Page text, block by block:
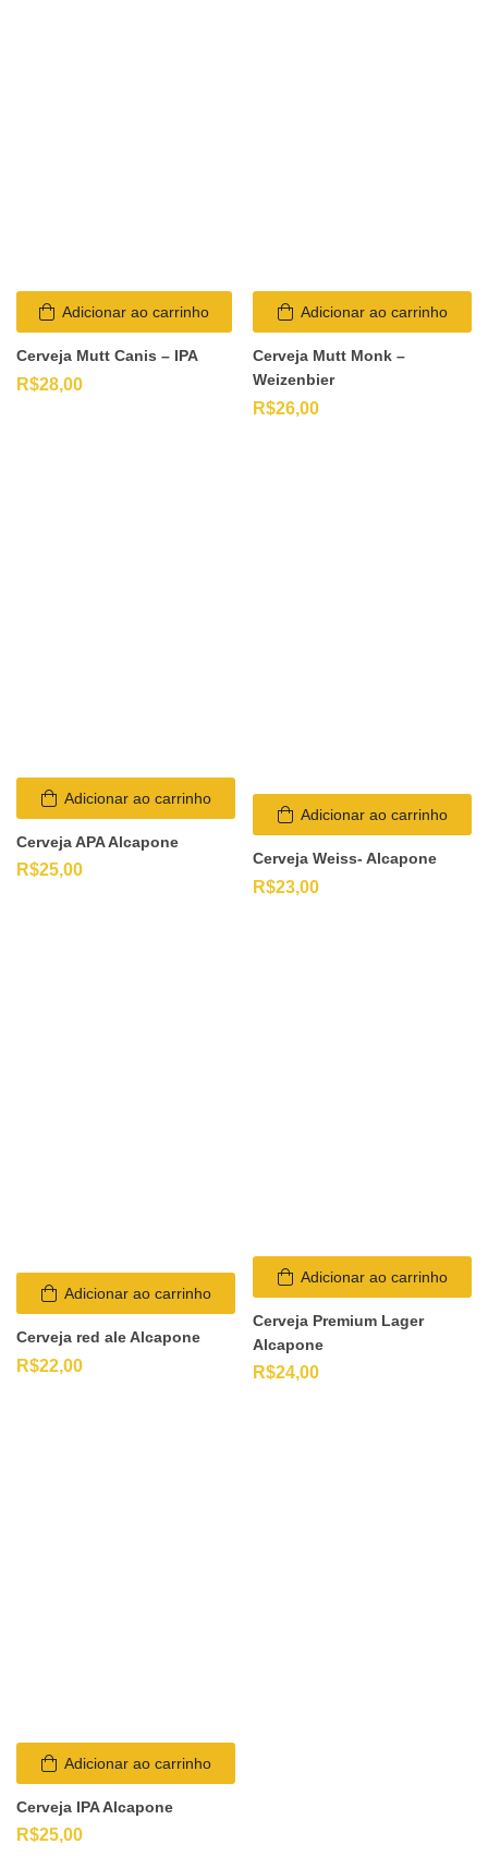
Adicionar ao carrinho
Cerveja Mutt Canis – IPA
R$28,00
Adicionar ao carrinho
Cerveja Mutt Monk –
Weizenbier
R$26,00
Adicionar ao carrinho
Cerveja APA Alcapone
R$25,00
Adicionar ao carrinho
Cerveja Weiss- Alcapone
R$23,00
Adicionar ao carrinho
Cerveja red ale Alcapone
R$22,00
Adicionar ao carrinho
Cerveja Premium Lager
Alcapone
R$24,00
Adicionar ao carrinho
Cerveja IPA Alcapone
R$25,00